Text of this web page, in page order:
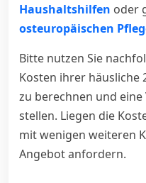
Haushaltshilfen oder
osteuropäischen
Bitte nutzen Sie
Kosten ihrer häusliche
zu berechnen und
stellen. Liegen die
mit wenigen weiteren
Angebot anfordern.